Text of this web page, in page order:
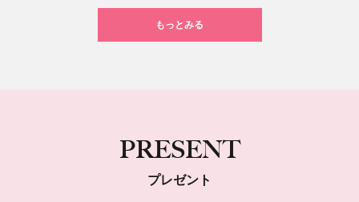
もっとみる
PRESENT
プレゼント